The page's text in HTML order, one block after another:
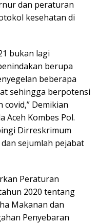
dan peraturan
kesehatan di
bukan lagi
berupa
beberapa
sehingga berpotensi
Demikian
Aceh Kombes Pol.
Dirreskrimum
dan sejumlah pejabat
Peraturan
2020 tentang
Makanan dan
Penyebaran